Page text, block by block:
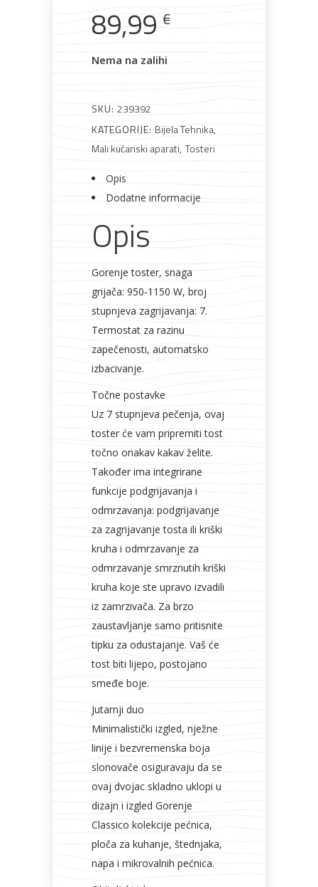
Metalna
galanterija
89,99 €
Nema na zalihi
SKU: 239392
KATEGORIJE: Bijela Tehnika,
Mali kućanski aparati, Tosteri
Opis
Dodatne informacije
Opis
Gorenje toster, snaga
grijača: 950-1150 W, broj
stupnjeva zagrijavanja: 7.
Termostat za razinu
zapečenosti, automatsko
izbacivanje.
Točne postavke
Uz 7 stupnjeva pečenja, ovaj
toster će vam pripremiti tost
točno onakav kakav želite.
Također ima integrirane
funkcije podgrijavanja i
odmrzavanja: podgrijavanje
za zagrijavanje tosta ili kriški
kruha i odmrzavanje za
odmrzavanje smrznutih kriški
kruha koje ste upravo izvadili
iz zamrzivača. Za brzo
zaustavljanje samo pritisnite
tipku za odustajanje. Vaš će
tost biti lijepo, postojano
smeđe boje.
Jutarnji duo
Minimalistički izgled, nježne
linije i bezvremenska boja
slonovače osiguravaju da se
ovaj dvojac skladno uklopi u
dizajn i izgled Gorenje
Classico kolekcije pećnica,
ploča za kuhanje, štednjaka,
napa i mikrovalnih pećnica.